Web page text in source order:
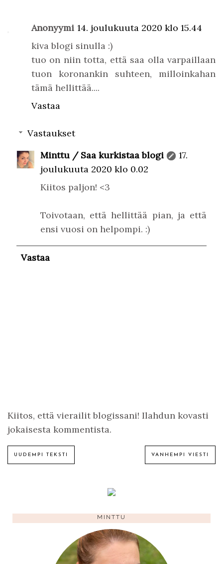
Anonyymi 14. joulukuuta 2020 klo 15.44
kiva blogi sinulla :)
tuo on niin totta, että saa olla varpaillaan
tuon koronankin suhteen, milloinkahan
tämä hellittää....
Vastaa
Vastaukset
Minttu / Saa kurkistaa blogi
17.
joulukuuta 2020 klo 0.02
Kiitos paljon! <3
Toivotaan, että hellittää pian, ja että
ensi vuosi on helpompi. :)
Vastaa
Kiitos, että vierailit blogissani! Ilahdun kovasti
jokaisesta kommentista.
UUDEMPI TEKSTI VANHEMPI VIESTI
MINTTU